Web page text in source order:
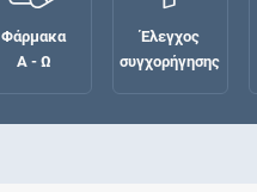
Φάρμακα
Α - Ω
Έλεγχος
συγχορήγησης